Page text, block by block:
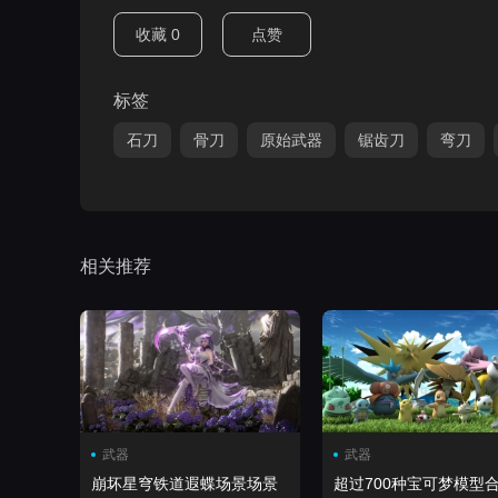
收藏 0 点赞
标签
石刀 骨刀 原始武器 锯齿刀 弯刀
相关推荐
武器
崩坏星穹铁道遐蝶场景场景
武器
超过700种宝可梦模型